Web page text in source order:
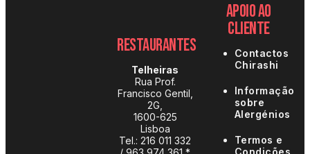
Restaurantes
Telheiras
Rua Prof.
Francisco Gentil,
2G,
1600-625
Lisboa
Tel.: 216 011 332
Apoio ao
Cliente
Contactos
Chirashi
Informação
sobre
Alergénios
Termos e
Condições